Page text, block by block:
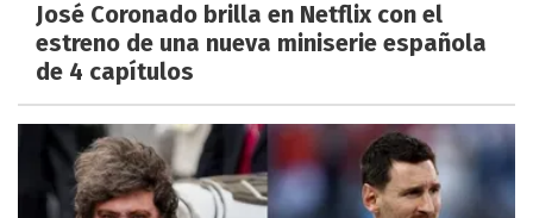
José Coronado brilla en Netflix con el
estreno de una nueva miniserie española
de 4 capítulos